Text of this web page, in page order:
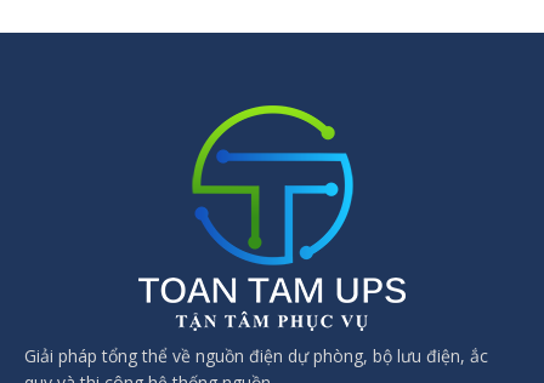
Giải pháp tổng thể về nguồn điện dự phòng, bộ lưu điện, ắc